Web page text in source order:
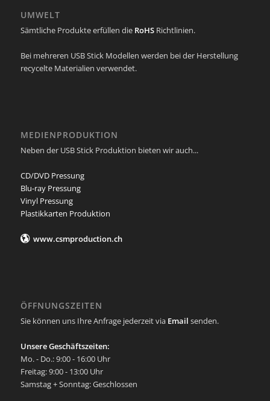
UMWELT
Sämtliche Produkte erfüllen die RoHSRichtlinien.
Bei mehreren USB Stick Modellen werden bei der Herstellung
recycelte Materialien verwendet.
MEDIENPRODUKTION
Neben der USB Stick Produktion bieten wir auch...
CD/DVD Pressung
Blu-ray Pressung
Vinyl Pressung
Plastikkarten Produktion
www.csmproduction.ch
ÖFFNUNGSZEITEN
Sie können uns Ihre Anfrage jederzeit via Email senden.
Unsere Geschäftszeiten:
Mo. - Do.: 9:00 - 16:00 Uhr
Freitag: 9:00 - 13:00 Uhr
Samstag + Sonntag: Geschlossen